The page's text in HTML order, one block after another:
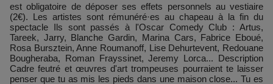
est obligatoire de déposer ses effets personnels au vestiaire
(2€). Les artistes sont rémunéré·es au chapeau à la fin du
spectacle Ils sont passés à l'Oscar Comedy Club : Artus,
Tareek, Jarry, Blanche Gardin, Marina Cars, Fabrice Eboué,
Rosa Bursztein, Anne Roumanoff, Lise Dehurtevent, Redouane
Bougheraba, Roman Frayssinet, Jeremy Lorca... Description
Cadre feutré et œuvres d'art trompeuses pourraient te laisser
penser que tu as mis les pieds dans une maison close... Tu es